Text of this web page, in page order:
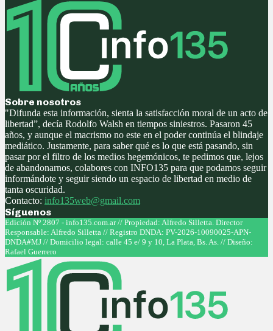
Sobre nosotros
"Difunda esta información, sienta la satisfacción moral de un acto de
libertad”, decía Rodolfo Walsh en tiempos siniestros. Pasaron 45
años, y aunque el macrismo no este en el poder continúa el blindaje
mediático. Justamente, para saber qué es lo que está pasando, sin
pasar por el filtro de los medios hegemónicos, te pedimos que, lejos
de abandonarnos, colabores con INFO135 para que podamos seguir
informándote y seguir siendo un espacio de libertad en medio de
tanta oscuridad.
Contacto: info135web@gmail.com
Síguenos
Facebook
Twitter
Instagram
Youtube
Edición Nº 2807 - info135.com.ar // Propiedad: Alfredo Silletta. Director
Responsable: Alfredo Silletta // Registro DNDA: PV-2026-10090025-APN-
DNDA#MJ // Domicilio legal: calle 45 e/ 9 y 10, La Plata, Bs. As. // Diseño:
Rafael Guerrero